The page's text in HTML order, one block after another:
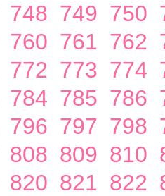
748 749 750
760 761 762
772 773 774
784 785 786
796 797 798
808 809 810
820 821 822